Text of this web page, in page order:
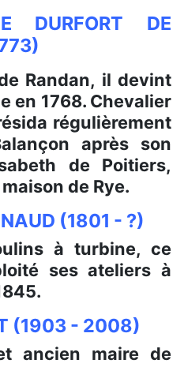
DURFORT DE
Randan, il devint
en 1768. Chevalier
régulièrement
après son
de Poitiers,
de Rye.
(1801 - ?)
à turbine, ce
ses ateliers à
(1903 - 2008)
ancien maire de